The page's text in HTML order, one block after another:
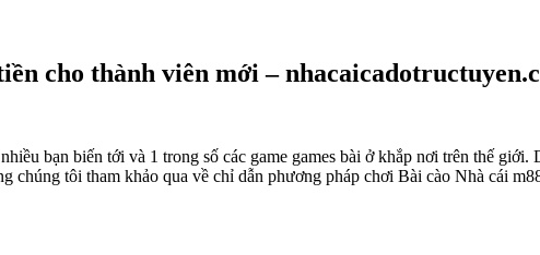
cho thành viên mới –
bạn biến tới và 1 trong số các game games bài ở khắp nơi trên thế
chúng tôi tham khảo qua về chỉ dẫn phương pháp chơi Bài cào Nhà cái